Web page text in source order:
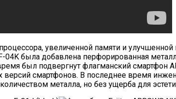
увеличенной памяти и
04K была добавлена перфорированная
был подвергнут флагманский смартфон
версий смартфонов. В последнее время
металла, но без ущерба для